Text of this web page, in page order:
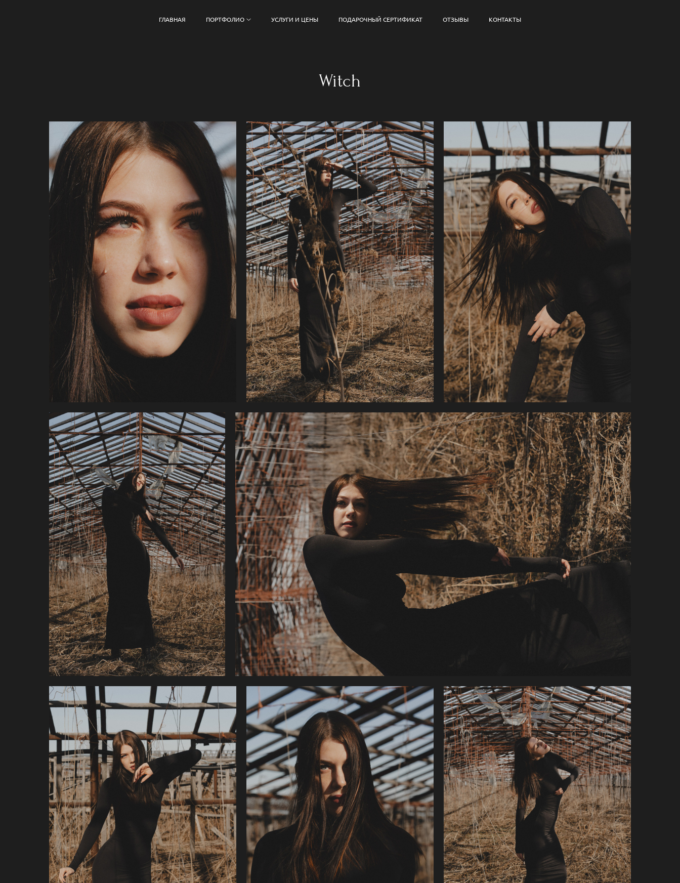
ГЛАВНАЯ ПОРТФОЛИО УСЛУГИ И ЦЕНЫ ПОДАРОЧНЫЙ СЕРТИФИКАТ ОТЗЫВЫ КОНТАКТЫ
Witch